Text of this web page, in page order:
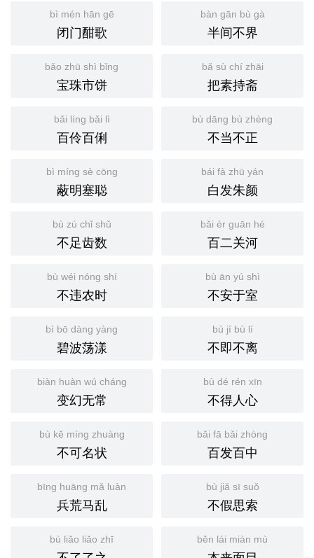
bì mén hān gē
闭门酣歌
bàn gān bù gà
半间不界
bǎo zhū shì bǐng
宝珠市饼
bǎ sù chí zhāi
把素持斋
bǎi líng bǎi lì
百伶百俐
bù dāng bù zhèng
不当不正
bì míng sè cōng
蔽明塞聪
bái fà zhū yán
白发朱颜
bù zú chǐ shǔ
不足齿数
bǎi èr guān hé
百二关河
bù wéi nóng shí
不违农时
bù ān yú shì
不安于室
bì bō dàng yàng
碧波荡漾
bù jí bù lí
不即不离
biàn huàn wú cháng
变幻无常
bù dé rén xīn
不得人心
bù kě míng zhuàng
不可名状
bǎi fā bǎi zhòng
百发百中
bīng huāng mǎ luàn
兵荒马乱
bù jiǎ sī suǒ
不假思索
bù liǎo liǎo zhī běn lái miàn mù